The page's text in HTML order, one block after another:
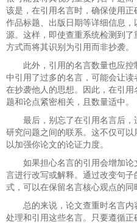
该是，在引用名言时，确保使用正
作品标题、出版日期等详细信息
源。这样，即使查重系统检测到
方式而将其识别为引用而非抄袭。
此外，引用的名言数量也应
中引用了过多的名言，可能会让
在抄袭他人的思想。因此，在引
题和论点紧密相关，且数量适中。
最后，别忘了在引用名言后
研究问题之间的联系。这不仅可
以加强你论文的论证力度。
如果担心名言的引用会增加
言进行改写或解释。通过改变句
式，可以在保留名言核心观点的同
总的来说，论文查重时名言
处理和引用这些名言。只要遵循